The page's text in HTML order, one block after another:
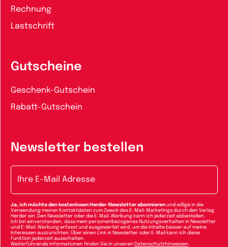
Rechnung
Lastschrift
Gutscheine
Geschenk-Gutschein
Rabatt-Gutschein
Newsletter bestellen
Ja, ich möchte den kostenlosen Herder-Newsletter abonnieren und willige in die
Verwendung meiner Kontaktdaten zum Zweck des E-Mail-Marketings durch den Verlag
Herder ein. Den Newsletter oder die E-Mail-Werbung kann ich jederzeit abbestellen.
Ich bin einverstanden, dass mein personenbezogenes Nutzungsverhalten in Newsletter
und E-Mail-Werbung erfasst und ausgewertet wird, um die Inhalte besser auf meine
Interessen auszurichten. Über einen Link in Newsletter oder E-Mail kann ich diese
Funktion jederzeit ausschalten.
Weiterführende Informationen finden Sie in unseren Datenschutzhinweisen